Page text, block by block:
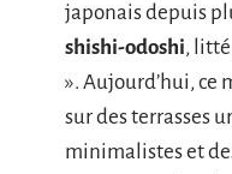
japonais depuis
shishi-odoshi,
». Aujourd’hui, ce
sur des terrasses
minimalistes et